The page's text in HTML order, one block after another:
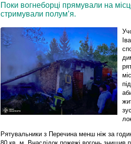
Поки вогнеборці прямували на
стримували полум’я.
Рятувальники з Перечина менш ніж за